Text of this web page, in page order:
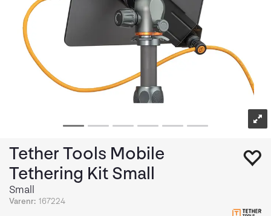
Tether Tools Mobile
Tethering Kit Small
Small
Varenr: 167224